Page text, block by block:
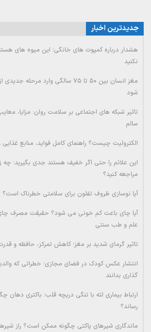
جدیدترین اخبار
هشدار درباره کمپوت های خانگی؛ این میوه های
نکنید
مغز انسان بین ۵۰ تا ۷۵ سالگی وارد
شود
تاثیر شبکه های اجتماعی بر سلامت روان: مزایا،
سالم
الکترولیت چیست؟ راهنمای کامل فواید، منابع
این علائم را حتی اگر خفیف هستند جدی بگیرید؛ چه
مراجعه کنید؟
آیا نوسازی ظروف تفلون برای سلامتی خطرناک است؟
آیا چای باعث کم خونی می شود؟ حقیقت مصرف چای
علم و طب سنتی
تاثیر گرمای شدید بر مغز؛ کاهش تمرکز، حافظه و
انتشار عکس کودک در فضای مجازی؛ خطراتی که
گذاری بدانند
ارتباط بیماری لثه با تنگی دریچه قلب؛ باکتری
رساند؟
ماندگاری شیرهای پاکتی چگونه ممکن است؟ راز